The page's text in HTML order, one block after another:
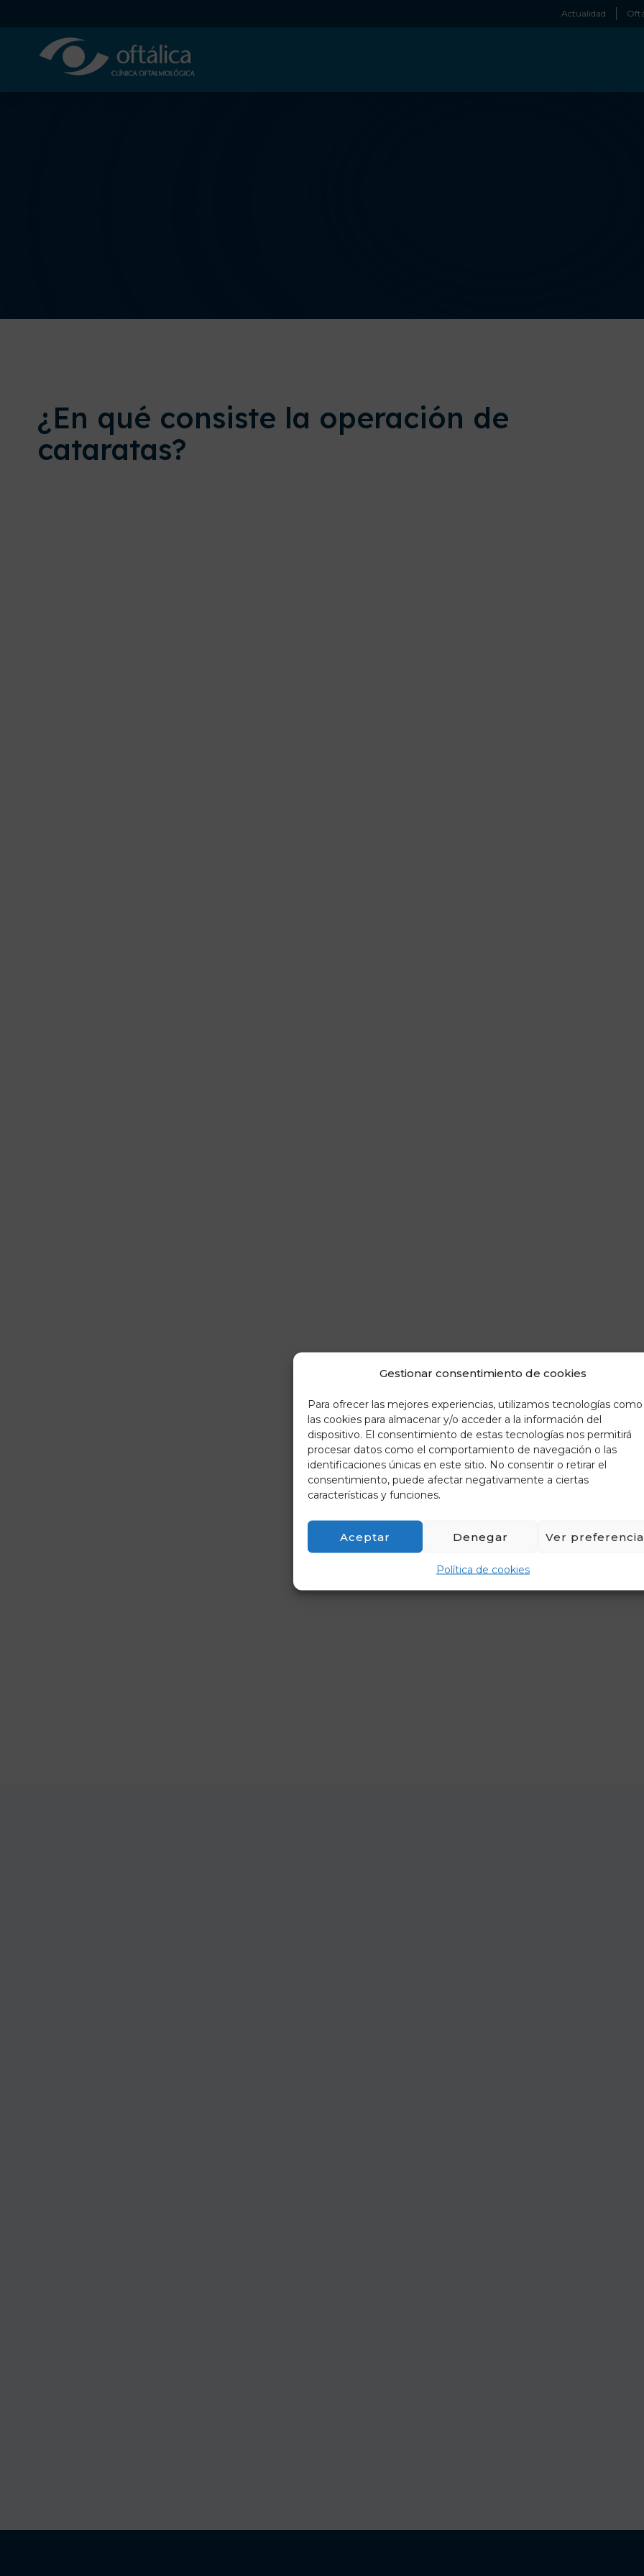
Gestionar consentimiento de cookies
Para ofrecer las mejores experiencias, utilizamos tecnologías como
las cookies para almacenar y/o acceder a la información del
dispositivo. El consentimiento de estas tecnologías nos permitirá
procesar datos como el comportamiento de navegación o las
identificaciones únicas en este sitio. No consentir o retirar el
consentimiento, puede afectar negativamente a ciertas
características y funciones.
Aceptar Denegar Ver
Política de cookies
Actualidad
¿En qué consiste la operación de
cataratas?